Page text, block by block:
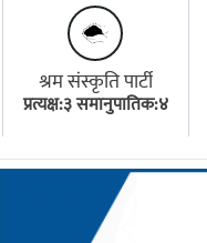
श्रम संस्कृति पार्टी
प्रत्यक्ष:३ समानुपातिक:४